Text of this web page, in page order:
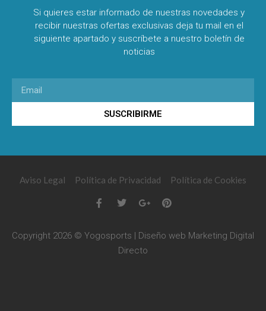
Si quieres estar informado de nuestras novedades y
recibir nuestras ofertas exclusivas deja tu mail en el
siguiente apartado y suscríbete a nuestro boletín de
noticias
SUSCRIBIRME
Aviso Legal Política de Privacidad Política de Cookies
Copyright 2026 © Yogosports | Diseño web Marketing Digital
Directo